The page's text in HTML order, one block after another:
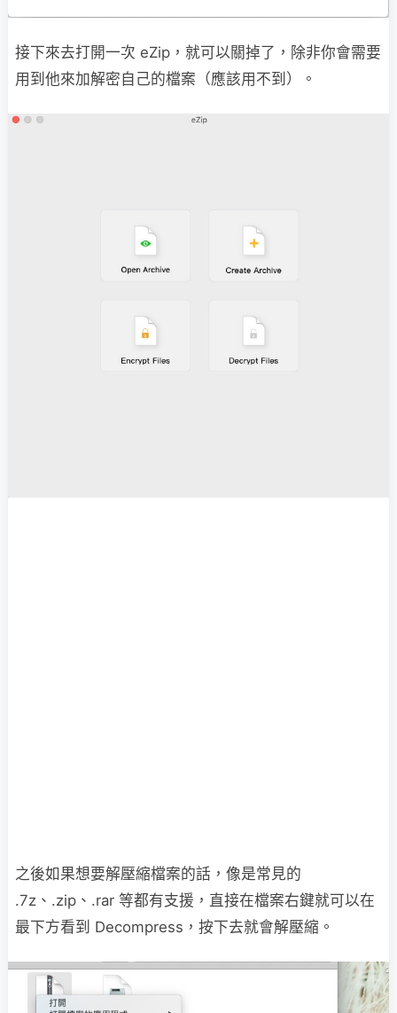
接下來去打開一次 eZip，就可以關掉了，除非你會需要
用到他來加解密自己的檔案（應該用不到）。
之後如果想要解壓縮檔案的話，像是常見的
.7z、.zip、.rar 等都有支援，直接在檔案右鍵就可以在
最下方看到 Decompress，按下去就會解壓縮。